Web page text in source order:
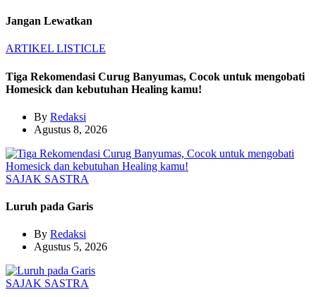
Jangan Lewatkan
ARTIKEL LISTICLE
Tiga Rekomendasi Curug Banyumas, Cocok untuk mengobati
Homesick dan kebutuhan Healing kamu!
By Redaksi
Agustus 8, 2026
SAJAK SASTRA
Luruh pada Garis
By Redaksi
Agustus 5, 2026
SAJAK SASTRA